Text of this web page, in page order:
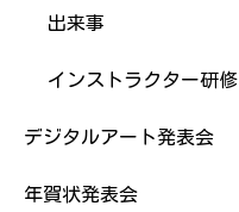
出来事
インストラクター研修
デジタルアート発表会
年賀状発表会